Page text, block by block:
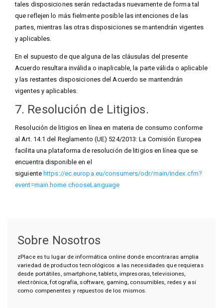
tales disposiciones serán redactadas nuevamente de forma tal
que reflejen lo más fielmente posible las intenciones de las
partes, mientras las otras disposiciones se mantendrán vigentes
y aplicables.
En el supuesto de que alguna de las cláusulas del presente
Acuerdo resultara inválida o inaplicable, la parte válida o aplicable
y las restantes disposiciones del Acuerdo se mantendrán
vigentes y aplicables.
7. Resolución de Litigios.
Resolución de litigios en línea en materia de consumo conforme
al Art. 14.1 del Reglamento (UE) 524/2013: La Comisión Europea
facilita una plataforma de resolución de litigios en línea que se
encuentra disponible en el
siguiente https://ec.europa.eu/consumers/odr/main/index.cfm?
event=main.home.chooseLanguage
Sobre Nosotros
zPlace es tu lugar de informática online donde encontraras amplia
variedad de productos tecnológicos a las necesidades que requieras
desde portátiles, smartphone, tablets, impresoras, televisiones,
electrónica, fotografía, software, gaming, consumibles, redes y asi
como compenentes y repuestos de los mismos.